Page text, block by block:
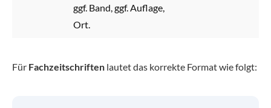
ggf. Band, ggf. Auflage,
Ort.
Für Fachzeitschriften lautet das korrekte Format wie folgt: